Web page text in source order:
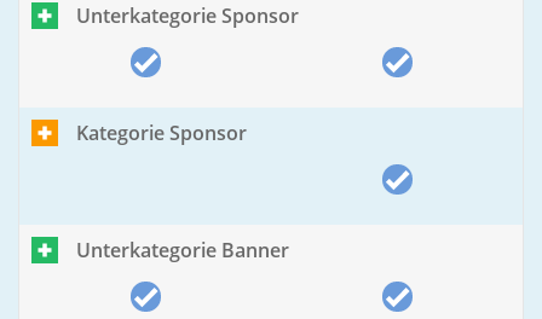
Unterkategorie Sponsor
Kategorie Sponsor
Unterkategorie Banner